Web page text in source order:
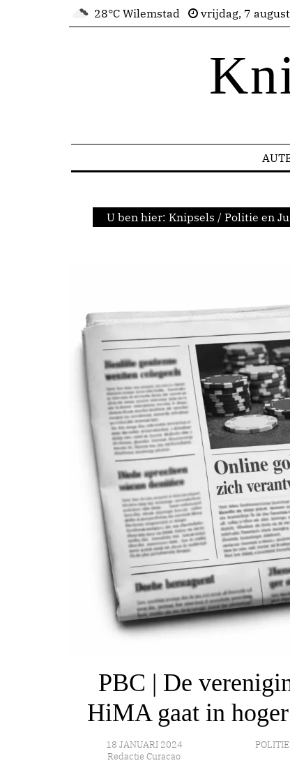
28°C Wilemstad vrijdag, 7
U ben hier: Knipsels / Politie en
PBC | De
HiMA gaat in
18 JANUARI 2024
Redactie Curacao